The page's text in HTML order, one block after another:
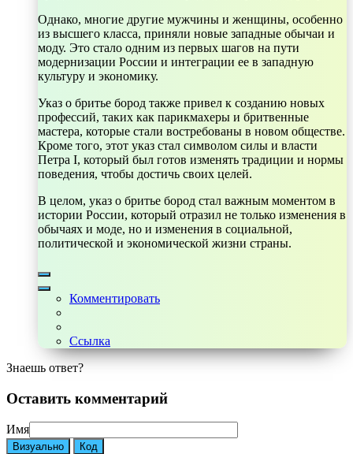
Однако, многие другие мужчины и женщины, особенно
из высшего класса, приняли новые западные обычаи и
моду. Это стало одним из первых шагов на пути
модернизации России и интеграции ее в западную
культуру и экономику.
Указ о бритье бород также привел к созданию новых
профессий, таких как парикмахеры и бритвенные
мастера, которые стали востребованы в новом обществе.
Кроме того, этот указ стал символом силы и власти
Петра I, который был готов изменять традиции и нормы
поведения, чтобы достичь своих целей.
В целом, указ о бритье бород стал важным моментом в
истории России, который отразил не только изменения в
обычаях и моде, но и изменения в социальной,
политической и экономической жизни страны.
Комментировать
Ссылка
Знаешь ответ?
Оставить комментарий
Имя
Визуально Код